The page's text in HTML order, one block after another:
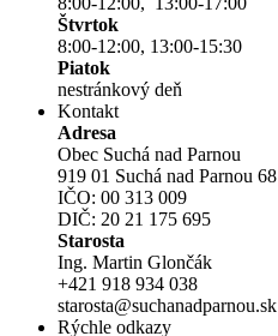
Štvrtok
8:00-12:00, 13:00-15:30
Piatok
nestránkový deň
Kontakt
Adresa
Obec Suchá nad Parnou
919 01 Suchá nad Parnou 68
IČO: 00 313 009
DIČ: 20 21 175 695
Starosta
Ing. Martin Glončák
+421 918 934 038
starosta@suchanadparnou.sk
Rýchle odkazy